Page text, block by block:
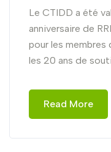
Le CTIDD a été
anniversaire de
pour les membres
les 20 ans de
Read More